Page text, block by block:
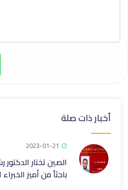
أخبار ذات صلة
2023-01-21
باحثاً من أميز